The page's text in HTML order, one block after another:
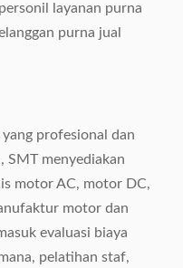
layanan purna
purna jual
profesional dan
SMT menyediakan
motor AC, motor DC,
motor dan
evaluasi biaya
pelatihan staf,